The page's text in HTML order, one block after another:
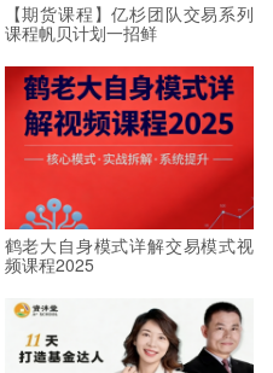
【期货课程】亿杉团队交易系列
课程帆贝计划一招鲜
鹤老大自身模式详解交易模式视
频课程2025